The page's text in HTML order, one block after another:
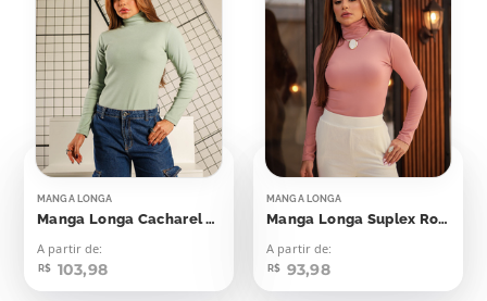
MANGA LONGA
Manga Longa Cacharel Canelada Verde Folha Seca
A partir de:
R$ 103,98
MANGA LONGA
Manga Longa Suplex Rosé Diamond
A partir de:
R$ 93,98